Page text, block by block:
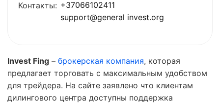
Контакты: +37066102411
support@general invest.org
Invest Fing – брокерская компания, которая
предлагает торговать с максимальным удобством
для трейдера. На сайте заявлено что клиентам
дилингового центра доступны поддержка